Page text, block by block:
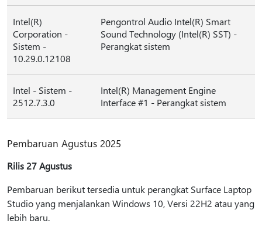
Intel(R)
Corporation -
Sistem -
10.29.0.12108
Pengontrol Audio Intel(R) Smart
Sound Technology (Intel(R) SST) -
Perangkat sistem
Intel - Sistem -
2512.7.3.0
Intel(R) Management Engine
Interface #1 - Perangkat sistem
Pembaruan Agustus 2025
Rilis 27 Agustus
Pembaruan berikut tersedia untuk perangkat Surface Laptop
Studio yang menjalankan Windows 10, Versi 22H2 atau yang
lebih baru.